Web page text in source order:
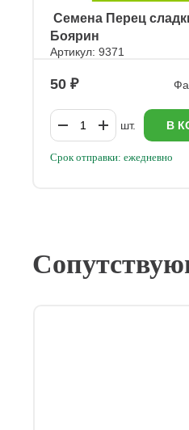
ㅤ Семена Перец
Боярин
Артикул: 9371
50
шт. В
Срок отправки: ежедневно